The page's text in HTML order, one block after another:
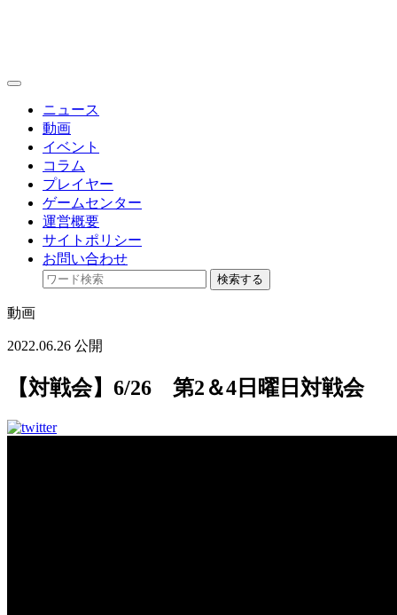
toggle
ニュース
動画
イベント
コラム
プレイヤー
ゲームセンター
運営概要
サイトポリシー
お問い合わせ
検索する
動画
2022.06.26 公開
【対戦会】6/26 第2＆4日曜日対戦会